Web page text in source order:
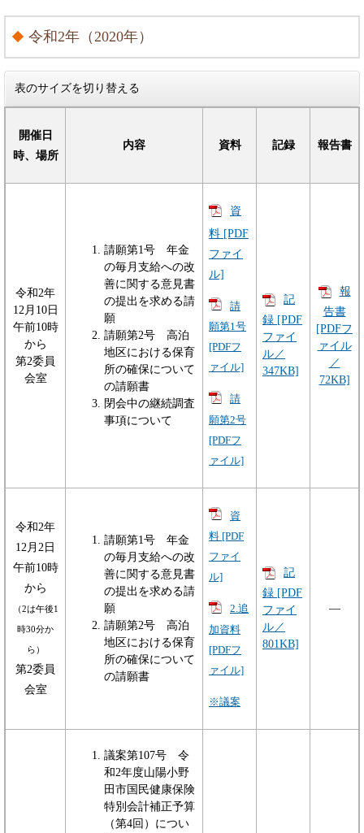
令和2年（2020年）
表のサイズを切り替える
開催日
時、場所
内容 資料 記録 報告書
令和2年
12月10日
午前10時
から
第2委員
会室
請願第1号 年金
の毎月支給への改
善に関する意見書
の提出を求める請
願
請願第2号 高泊
地区における保育
所の確保について
の請願書
閉会中の継続調査
事項について
資
料 [PDF
ファイ
ル]
請
願第1号
[PDFフ
ァイル]
請
願第2号
[PDFフ
ァイル]
記
録 [PDF
ファイ
ル／
347KB]
報
告書
[PDFフ
ァイル
／
72KB]
令和2年
12月2日
午前10時
から
（2は午後1
時30分か
ら）
第2委員
会室
請願第1号 年金
の毎月支給への改
善に関する意見書
の提出を求める請
願
請願第2号 高泊
地区における保育
所の確保について
の請願書
資
料 [PDF
ファイ
ル]
2.追
加資料
[PDFフ
ァイル]
※議案
記
録 [PDF
ファイ
ル／
801KB]
―
議案第107号 令
和2年度山陽小野
田市国民健康保険
特別会計補正予算
（第4回）につい